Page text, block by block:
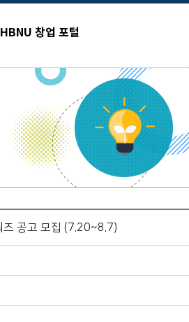
HBNU 창업 포털
공고 모집 (7.20~8.7)